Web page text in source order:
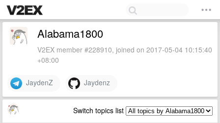
Alabama1800
V2EX member #228910, joined on 2017-05-04 10:15:40
+08:00
JaydenZ Jaydenz
Switch topics list